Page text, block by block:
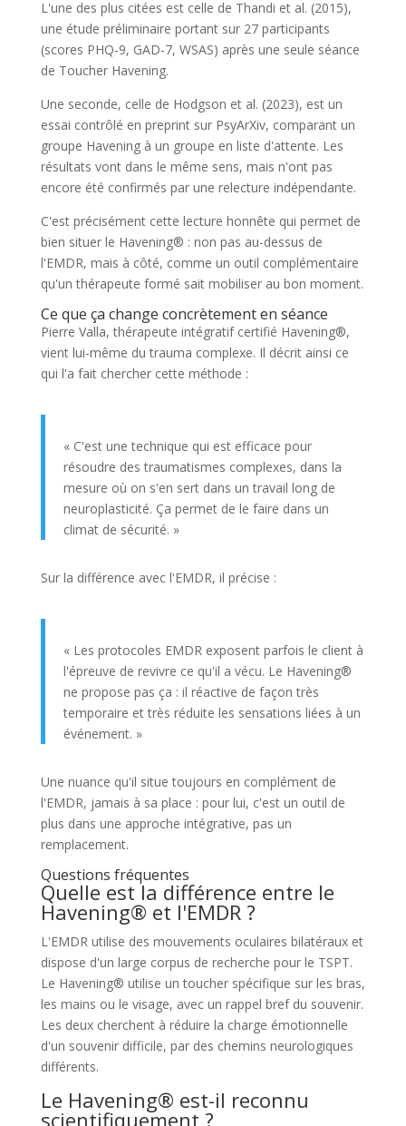
L'une des plus citées est celle de Thandi et al. (2015),
une étude préliminaire portant sur 27 participants
(scores PHQ-9, GAD-7, WSAS) après une seule séance
de Toucher Havening.
Une seconde, celle de Hodgson et al. (2023), est un
essai contrôlé en preprint sur PsyArXiv, comparant un
groupe Havening à un groupe en liste d'attente. Les
résultats vont dans le même sens, mais n'ont pas
encore été confirmés par une relecture indépendante.
C'est précisément cette lecture honnête qui permet de
bien situer le Havening® : non pas au-dessus de
l'EMDR, mais à côté, comme un outil complémentaire
qu'un thérapeute formé sait mobiliser au bon moment.
Ce que ça change concrètement en séance
Pierre Valla, thérapeute intégratif certifié Havening®,
vient lui-même du trauma complexe. Il décrit ainsi ce
qui l'a fait chercher cette méthode :
« C'est une technique qui est efficace pour
résoudre des traumatismes complexes, dans la
mesure où on s'en sert dans un travail long de
neuroplasticité. Ça permet de le faire dans un
climat de sécurité. »
Sur la différence avec l'EMDR, il précise :
« Les protocoles EMDR exposent parfois le client à
l'épreuve de revivre ce qu'il a vécu. Le Havening®
ne propose pas ça : il réactive de façon très
temporaire et très réduite les sensations liées à un
événement. »
Une nuance qu'il situe toujours en complément de
l'EMDR, jamais à sa place : pour lui, c'est un outil de
plus dans une approche intégrative, pas un
remplacement.
Questions fréquentes
Quelle est la différence entre le
Havening® et l'EMDR ?
L'EMDR utilise des mouvements oculaires bilatéraux et
dispose d'un large corpus de recherche pour le TSPT.
Le Havening® utilise un toucher spécifique sur les bras,
les mains ou le visage, avec un rappel bref du souvenir.
Les deux cherchent à réduire la charge émotionnelle
d'un souvenir difficile, par des chemins neurologiques
différents.
Le Havening® est-il reconnu
scientifiquement ?